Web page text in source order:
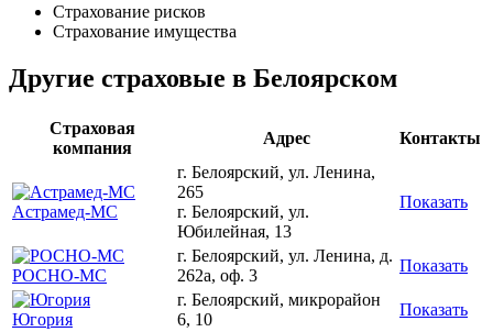
Страхование рисков
Страхование имущества
Другие страховые в Белоярском
Страховая
компания
Адрес Контакты
Астрамед-МС
г. Белоярский, ул. Ленина,
265
г. Белоярский, ул.
Юбилейная, 13
Показать
РОСНО-МС
г. Белоярский, ул. Ленина, д.
262а, оф. 3
Показать
Югория
г. Белоярский, микрорайон
6, 10
Показать